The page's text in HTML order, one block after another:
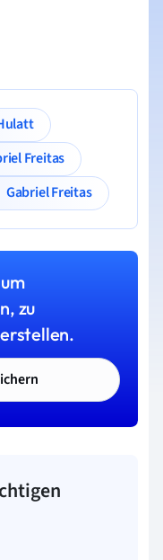
Hulatt
Freitas
Gabriel Freitas
zu